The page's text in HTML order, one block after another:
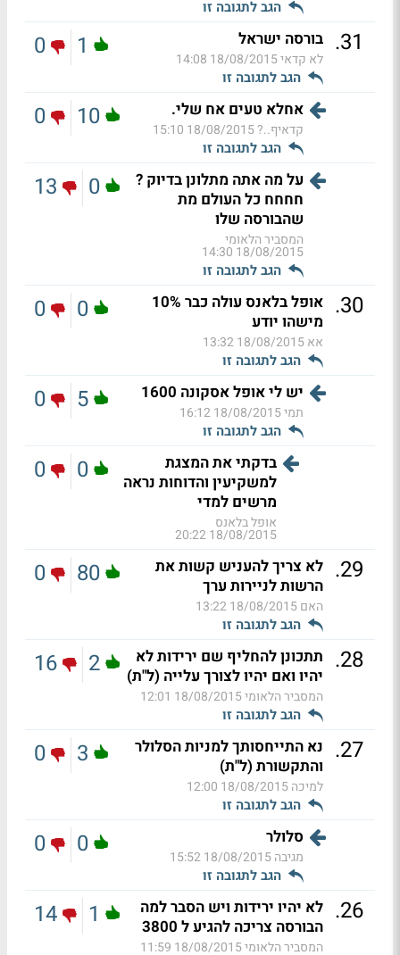
הגב לתגובה זו
31
. בורסה ישראל
לא קדאי18/08/2015 14:08
הגב לתגובה זו
1
0
אחלא טעים אח שלי.
קדאיף..?18/08/2015 15:10
הגב לתגובה זו
10
0
על מה אתה מתלונן בדיוק ?
חחחח כל העולם מת
שהבורסה שלו
המסביר הלאומי
18/08/2015 14:30
הגב לתגובה זו
0
13
30
.
אופל בלאנס עולה כבר 10%
מישהו יודע
אא18/08/2015 13:32
הגב לתגובה זו
0
0
יש לי אופל אסקונה 1600
תמי18/08/2015 16:12
הגב לתגובה זו
5
0
בדקתי את המצגת
למשקיעין והדוחות נראה
מרשים למדי
אופל בלאנס
18/08/2015 20:22
0
0
29
.
לא צריך להעניש קשות את
הרשות לניירות ערך
האם18/08/2015 13:22
הגב לתגובה זו
80
0
28
. תתכונן להחליף שם ירידות לא
יהיו ואם יהיו לצורך עלייה (ל"ת)
המסביר הלאומי18/08/2015 12:01
הגב לתגובה זו
2
16
27
. נא התייחסותך למניות הסלולר
והתקשורת (ל"ת)
למיכה18/08/2015 12:00
הגב לתגובה זו
3
0
סלולר
מגיבה18/08/2015 15:52
הגב לתגובה זו
0
0
26
. לא יהיו ירידות ויש הסבר למה
הבורסה צריכה להגיע ל 3800
המסביר הלאומי18/08/2015 11:59
1
14